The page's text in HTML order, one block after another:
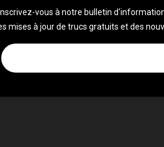
vous à notre bulletin
mises à jour de trucs gratuits et des